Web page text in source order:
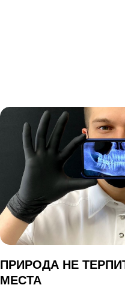
ПРИРОДА НЕ
МЕСТА